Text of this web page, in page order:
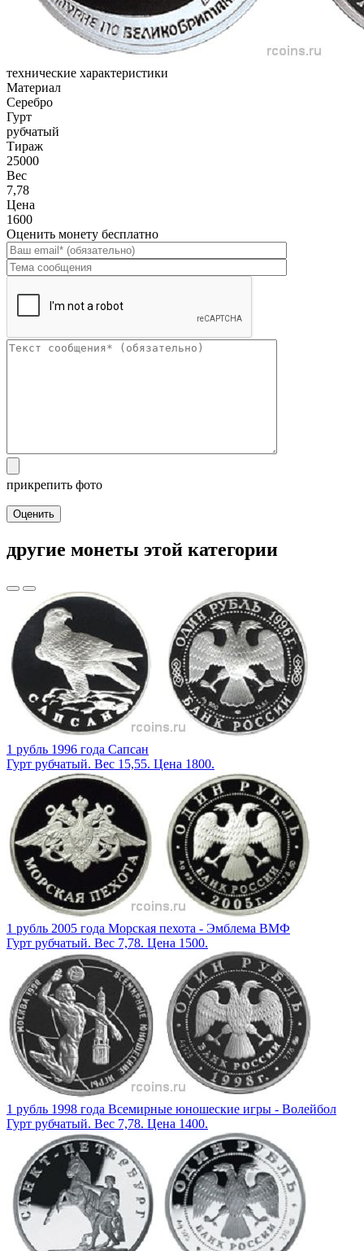
технические характеристики
Материал
Серебро
Гурт
рубчатый
Тираж
25000
Вес
7,78
Цена
1600
Оценить монету бесплатно
прикрепить фото
Оценить
другие монеты этой категории
1 рубль 1996 года Сапсан
Гурт рубчатый. Вес 15,55. Цена 1800.
1 рубль 2005 года Морская пехота - Эмблема ВМФ
Гурт рубчатый. Вес 7,78. Цена 1500.
1 рубль 1998 года Всемирные юношеские игры - Волейбол
Гурт рубчатый. Вес 7,78. Цена 1400.